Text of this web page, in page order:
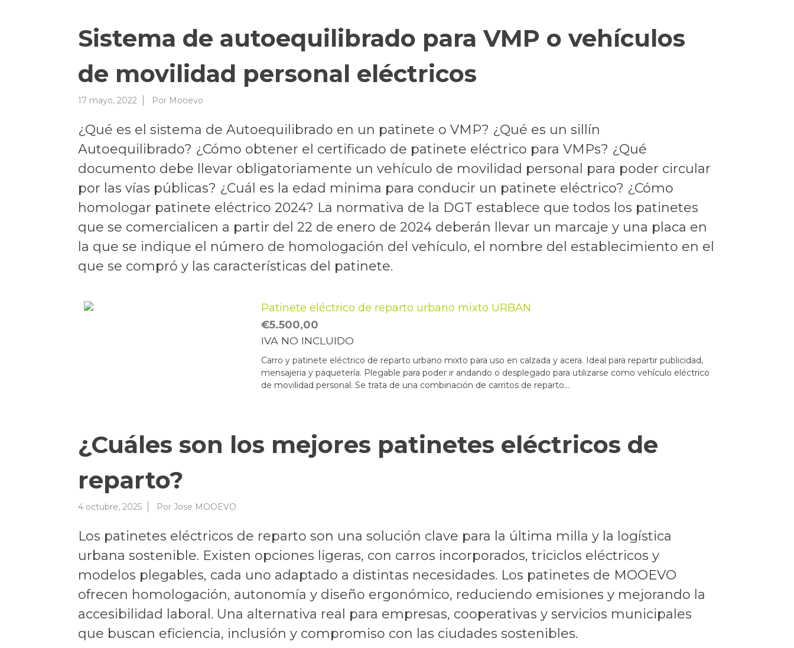
Sistema de autoequilibrado para VMP o vehículos
de movilidad personal eléctricos
17 mayo, 2022 Por Mooevo
¿Qué es el sistema de Autoequilibrado en un patinete o VMP? ¿Qué es un sillín
Autoequilibrado? ¿Cómo obtener el certificado de patinete eléctrico para VMPs? ¿Qué
documento debe llevar obligatoriamente un vehículo de movilidad personal para poder circular
por las vías públicas? ¿Cuál es la edad minima para conducir un patinete eléctrico? ¿Cómo
homologar patinete eléctrico 2024? La normativa de la DGT establece que todos los patinetes
que se comercialicen a partir del 22 de enero de 2024 deberán llevar un marcaje y una placa en
la que se indique el número de homologación del vehículo, el nombre del establecimiento en el
que se compró y las características del patinete.
Patinete eléctrico de reparto urbano mixto URBAN
€5.500,00
IVA NO INCLUIDO
Carro y patinete eléctrico de reparto urbano mixto para uso en calzada y acera. Ideal para repartir publicidad,
mensajeria y paquetería. Plegable para poder ir andando o desplegado para utilizarse como vehículo eléctrico
de movilidad personal. Se trata de una combinación de carritos de reparto...
¿Cuáles son los mejores patinetes eléctricos de
reparto?
4 octubre, 2025 Por Jose MOOEVO
Los patinetes eléctricos de reparto son una solución clave para la última milla y la logística
urbana sostenible. Existen opciones ligeras, con carros incorporados, triciclos eléctricos y
modelos plegables, cada uno adaptado a distintas necesidades. Los patinetes de MOOEVO
ofrecen homologación, autonomía y diseño ergonómico, reduciendo emisiones y mejorando la
accesibilidad laboral. Una alternativa real para empresas, cooperativas y servicios municipales
que buscan eficiencia, inclusión y compromiso con las ciudades sostenibles.